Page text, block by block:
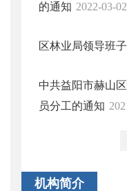
的通知 2022-03-02
区林业局领导班
中共益阳市赫山
员分工的通知
机构简介